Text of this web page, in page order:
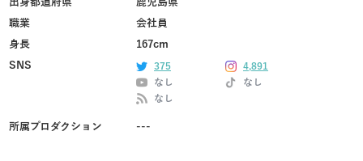
出身都道府県
鹿児島県
職業
会社員
身長
167cm
SNS
375
4,891
なし
なし
なし
所属プロダクション ---